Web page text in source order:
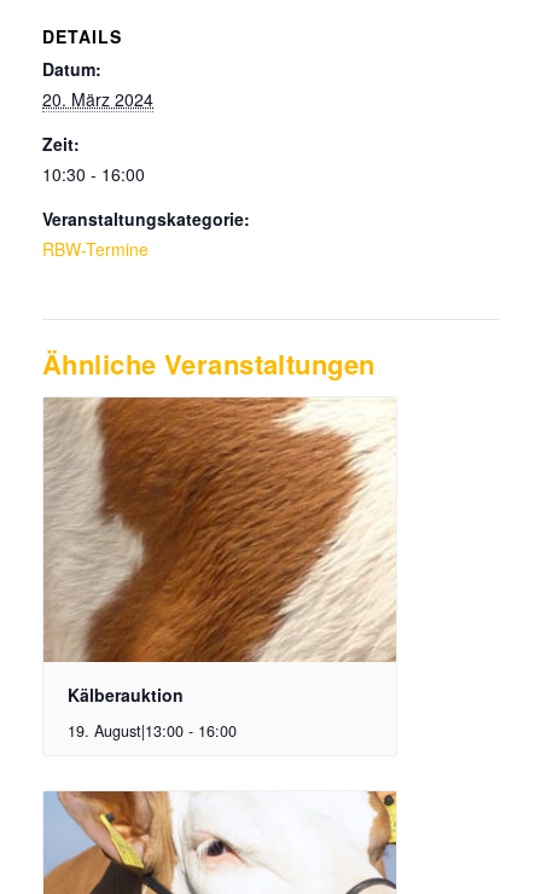
DETAILS
Datum:
20. März 2024
Zeit:
10:30 - 16:00
Veranstaltungskategorie:
RBW-Termine
Ähnliche Veranstaltungen
Kälberauktion
19. August|13:00 - 16:00